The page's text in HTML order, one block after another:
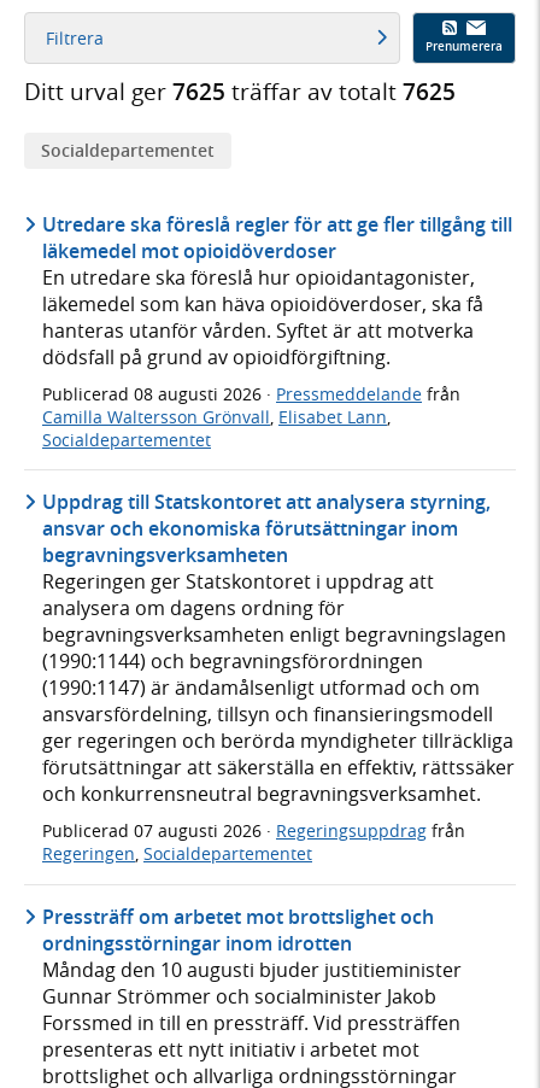
Filtrera Prenumerera
Ditt urval ger7625 träffar av totalt7625
Social­­departementet
Utredare ska föreslå regler för att ge fler tillgång till
läkemedel mot opioidöverdoser
En utredare ska föreslå hur opioidantagonister,
läkemedel som kan häva opioidöverdoser, ska få
hanteras utanför vården. Syftet är att motverka
dödsfall på grund av opioidförgiftning.
Publicerad 08 augusti 2026 · Pressmeddelande från
Camilla Waltersson Grönvall Elisabet Lann
Socialdepartementet
Uppdrag till Statskontoret att analysera styrning,
ansvar och ekonomiska förutsättningar inom
begravningsverksamheten
Regeringen ger Statskontoret i uppdrag att
analysera om dagens ordning för
begravningsverksamheten enligt begravningslagen
(1990:1144) och begravningsförordningen
(1990:1147) är ändamålsenligt utformad och om
ansvarsfördelning, tillsyn och finansieringsmodell
ger regeringen och berörda myndigheter tillräckliga
förutsättningar att säkerställa en effektiv, rättssäker
och konkurrensneutral begravningsverksamhet.
Publicerad 07 augusti 2026 · Regeringsuppdrag från
Regeringen, Socialdepartementet
Pressträff om arbetet mot brottslighet och
ordningsstörningar inom idrotten
Måndag den 10 augusti bjuder justitieminister
Gunnar Strömmer och socialminister Jakob
Forssmed in till en pressträff. Vid pressträffen
presenteras ett nytt initiativ i arbetet mot
brottslighet och allvarliga ordningsstörningar